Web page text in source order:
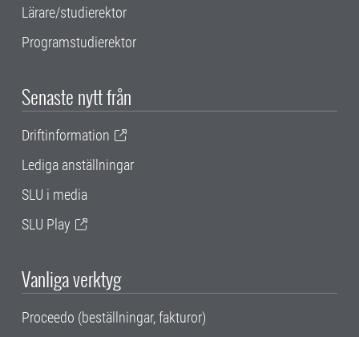
Lärare/studierektor
Programstudierektor
Senaste nytt från
Driftinformation
Lediga anställningar
SLU i media
SLU Play
Vanliga verktyg
Proceedo (beställningar, fakturor)